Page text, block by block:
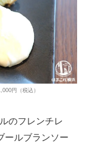
円（税込）
のフレンチレ
ールブランソー